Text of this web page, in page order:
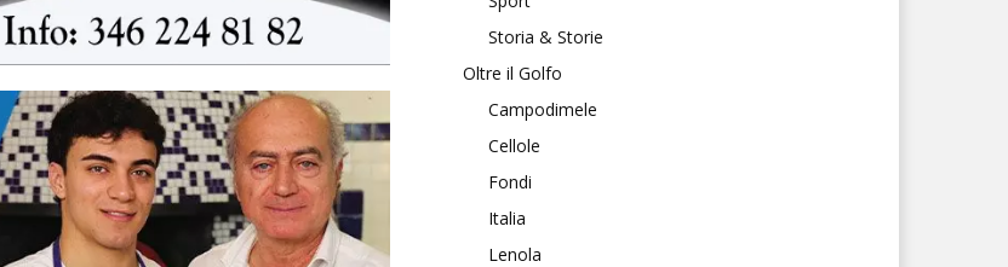
Storia & Storie
Oltre il Golfo
Campodimele
Cellole
Fondi
Italia
Lenola